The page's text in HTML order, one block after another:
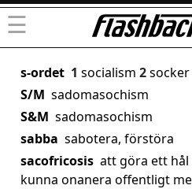
☰
s-ordet 1 socialism 2socker
S/M sadomasochism
S&M sadomasochism
sabba sabotera, förstöra
sacofricosis att göra ett
kunna onanera offentligt